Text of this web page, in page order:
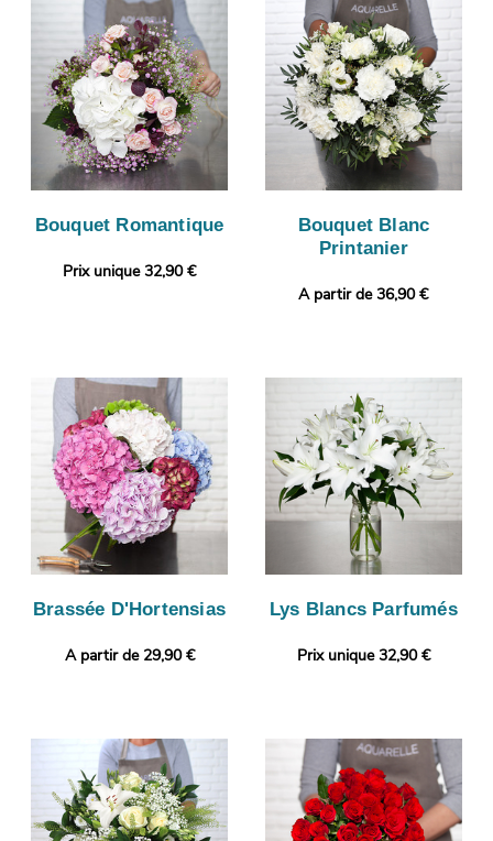
Bouquet Romantique
Prix unique 32,90 €
Bouquet Blanc
Printanier
A partir de 36,90 €
Brassée D'Hortensias
A partir de 29,90 €
Lys Blancs Parfumés
Prix unique 32,90 €